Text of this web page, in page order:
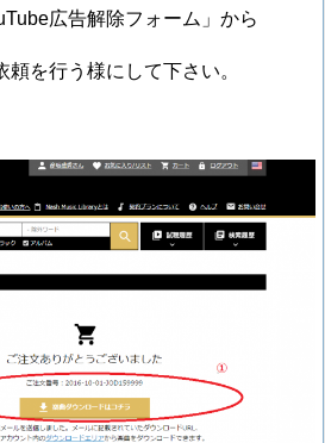
広告解除フォーム」から
を行う様にして下さい。